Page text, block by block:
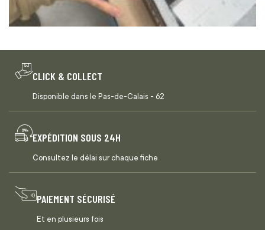
CLICK & COLLECT
Disponible dans le Pas-de-Calais - 62
EXPÉDITION SOUS 24H
Consultez le délai sur chaque fiche
PAIEMENT SÉCURISÉ
Et en plusieurs fois